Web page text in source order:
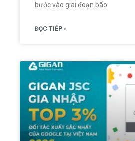
bước vào giai đoạn bão
ĐỌC TIẾP »